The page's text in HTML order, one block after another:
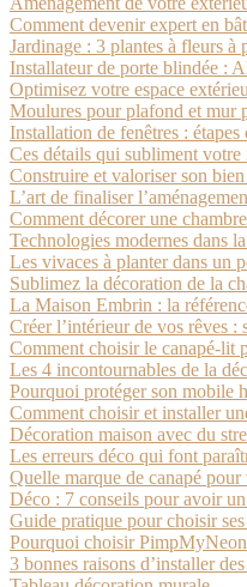
Comment devenir expert en
Jardinage : 3 plantes à fleurs
Installateur de porte blindée :
Optimisez votre espace
Moulures pour plafond et mur
Installation de fenêtres :
Ces détails qui subliment votre
Construire et valoriser son
L’art de finaliser
Comment décorer une
Technologies modernes dans
Les vivaces à planter dans un
Sublimez la décoration de la
La Maison Embrin : la
Créer l’intérieur de vos rêves :
Comment choisir le canapé-lit
Les 4 incontournables de la
Pourquoi protéger son mobile
Comment choisir et installer
Décoration maison avec du
Les erreurs déco qui font
Quelle marque de canapé pour
Déco : 7 conseils pour avoir
Guide pratique pour choisir
Pourquoi choisir
3 bonnes raisons d’installer